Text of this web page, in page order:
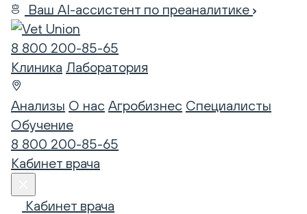
Ваш AI-ассистент по преаналитике
8 800 200-85-65
Клиника Лаборатория
Анализы О нас Агробизнес Специалисты
Обучение
8 800 200-85-65
Кабинет врача
Кабинет врача